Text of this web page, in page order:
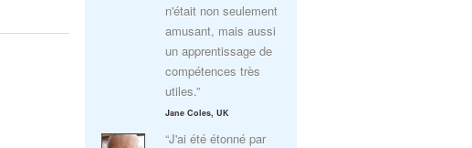
n'était non seulement
amusant, mais aussi
un apprentissage de
compétences très
utiles.”
Jane Coles, UK
“J'ai été étonné par